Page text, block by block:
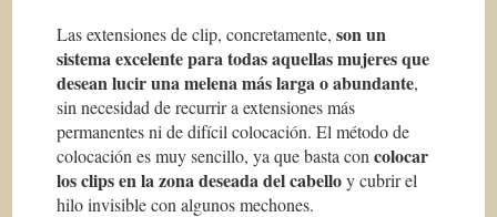
Las extensiones de clip, concretamente,son un
sistema excelente para todas aquellas mujeres que
desean lucir una melena más larga o abundante,
sin necesidad de recurrir a extensiones más
permanentes ni de difícil colocación. El método de
colocación es muy sencillo, ya que basta concolocar
los clips en la zona deseada del cabelloy cubrir el
hilo invisible con algunos mechones.